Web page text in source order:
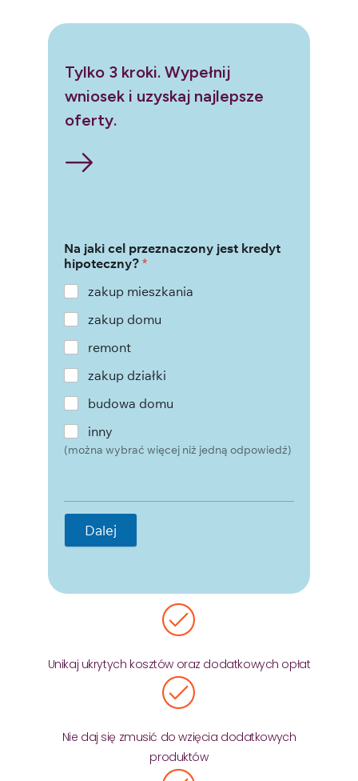
Tylko 3 kroki. Wypełnij
wniosek i uzyskaj najlepsze
oferty.
Na jaki cel przeznaczony jest kredyt
hipoteczny? *
zakup mieszkania
zakup domu
remont
zakup działki
budowa domu
inny
(można wybrać więcej niż jedną odpowiedź)
Dalej
Unikaj ukrytych kosztów oraz dodatkowych opłat
Nie daj się zmusić do wzięcia dodatkowych
produktów